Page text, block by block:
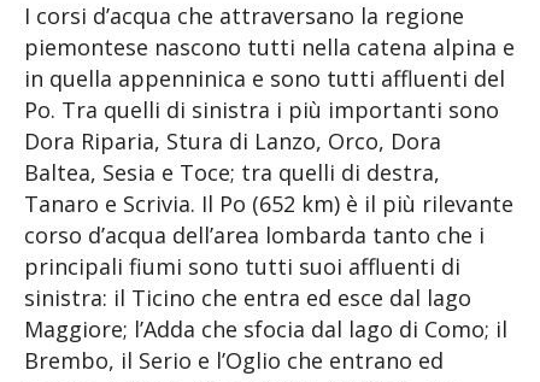
I corsi d’acqua che attraversano la regione
piemontese nascono tutti nella catena alpina e
in quella appenninica e sono tutti affluenti del
Po. Tra quelli di sinistra i più importanti sono
Dora Riparia, Stura di Lanzo, Orco, Dora
Baltea, Sesia e Toce; tra quelli di destra,
Tanaro e Scrivia. Il Po (652 km) è il più rilevante
corso d’acqua dell’area lombarda tanto che i
principali fiumi sono tutti suoi affluenti di
sinistra: il Ticino che entra ed esce dal lago
Maggiore; l’Adda che sfocia dal lago di Como; il
Brembo, il Serio e l’Oglio che entrano ed